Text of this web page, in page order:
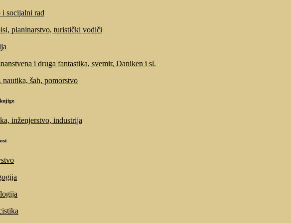
i socijalni rad
planinarstvo, turistički vodiči
i druga fantastika, svemir, Daniken i sl.
nautika, šah, pomorstvo
inženjerstvo, industrija